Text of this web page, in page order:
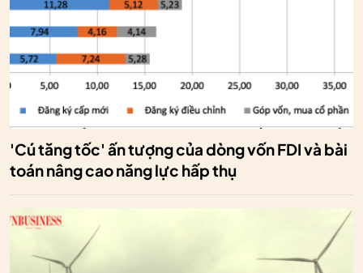
'Cú tăng tốc' ấn tượng của dòng vốn FDI và bài
toán nâng cao năng lực hấp thụ